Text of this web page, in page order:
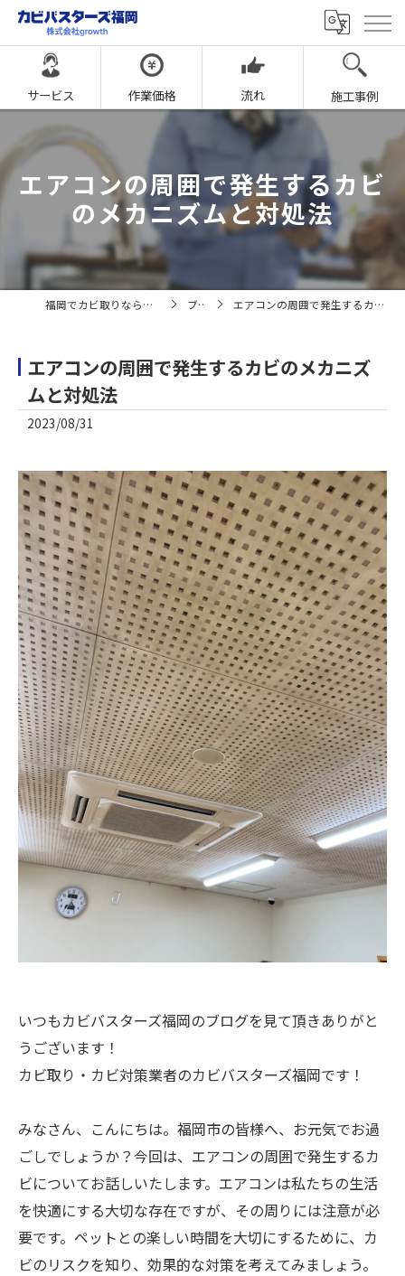
サービス 作業価格 流れ 施工事例
エアコンの周囲で発生するカビ
のメカニズムと対処法
福岡でカビ取りならカビバスターズ福岡 ブログ エアコンの周囲で発生するカビのメカニズムと対処法
エアコンの周囲で発生するカビのメカニズ
ムと対処法
2023/08/31
いつもカビバスターズ福岡のブログを見て頂きありがと
うございます！
カビ取り・カビ対策業者のカビバスターズ福岡です！
みなさん、こんにちは。福岡市の皆様へ、お元気でお過
ごしでしょうか？今回は、エアコンの周囲で発生するカ
ビについてお話しいたします。エアコンは私たちの生活
を快適にする大切な存在ですが、その周りには注意が必
要です。ペットとの楽しい時間を大切にするために、カ
ビのリスクを知り、効果的な対策を考えてみましょう。